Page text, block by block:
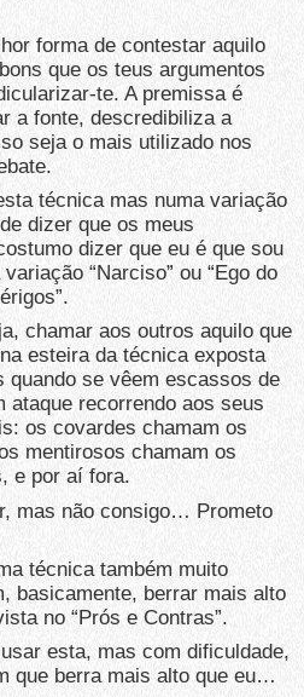
forma de contestar aquilo
que os teus argumentos
te. A premissa é
a fonte, descredibiliza a
seja o mais utilizado nos
técnica mas numa variação
dizer que os meus
dizer que eu é que sou
“Narciso” ou “Ego do
chamar aos outros aquilo que
esteira da técnica exposta
quando se vêem escassos de
ataque recorrendo aos seus
os covardes chamam os
mentirosos chamam os
e por aí fora.
mas não consigo… Prometo
técnica também muito
basicamente, berrar mais alto
no “Prós e Contras”.
esta, mas com dificuldade,
que berra mais alto que eu…